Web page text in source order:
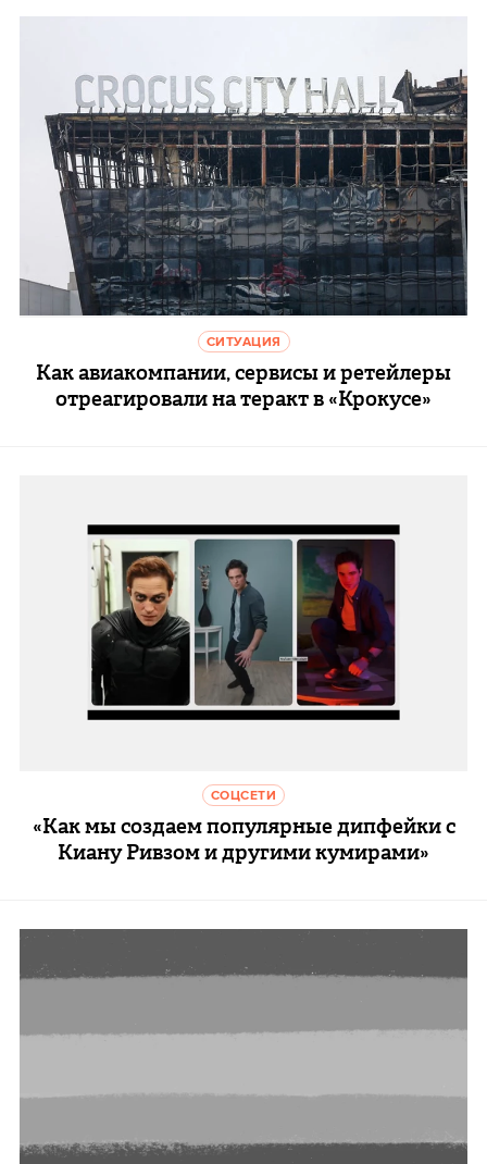
СИТУАЦИЯ
Как авиакомпании, сервисы и ретейлеры
отреагировали на теракт в «Крокусе»
СОЦСЕТИ
«Как мы создаем популярные дипфейки с
Киану Ривзом и другими кумирами»